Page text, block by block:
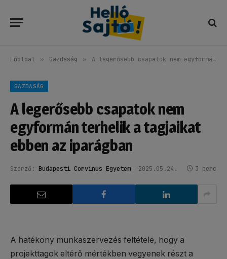
Főoldal » Gazdaság » A legerősebb csapatok nem egyformán terhelik a tagjaikat ebben az iparágban
GAZDASÁG
A legerősebb csapatok nem
egyformán terhelik a tagjaikat
ebben az iparágban
Szerző: Budapesti Corvinus Egyetem 2025.05.24. 3 perc
A hatékony munkaszervezés feltétele, hogy a
projekttagok eltérő mértékben vegyenek részt a